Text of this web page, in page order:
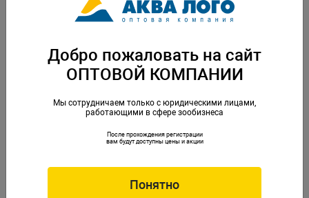
Помпа EHEIM 3400л/ч, для пруда (шнур 10м)
Добро пожаловать на сайт
ОПТОВОЙ КОМПАНИИ
Мы сотрудничаем только с юридическими лицами,
работающими в сфере зообизнеса
После прохождения регистрации
вам будут доступны цены и акции
Понятно